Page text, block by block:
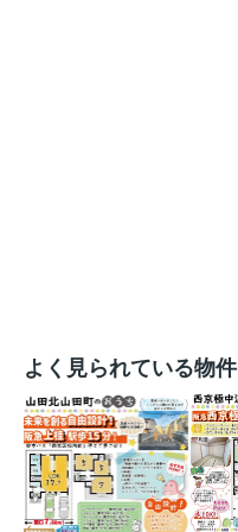
よく見られている物件